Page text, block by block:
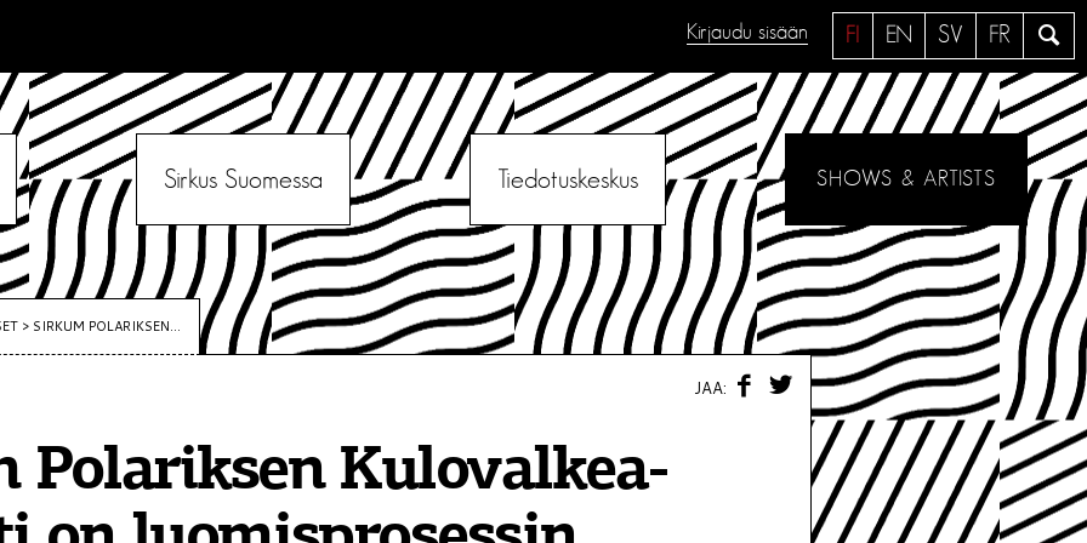
a
e
FI EN SV FR
Kirjaudu sisään
Sirkus Suomessa Tiedotuskeskus SHOWS & ARTISTS
> SIRKUM POLARIKSEN...
Polariksen Kulovalkea-
JAA:
F
W